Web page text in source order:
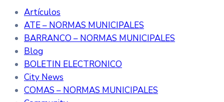
Artículos
ATE – NORMAS MUNICIPALES
BARRANCO – NORMAS MUNICIPALES
Blog
BOLETIN ELECTRONICO
City News
COMAS – NORMAS MUNICIPALES